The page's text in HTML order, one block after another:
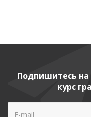
Подпишитесь на
курс